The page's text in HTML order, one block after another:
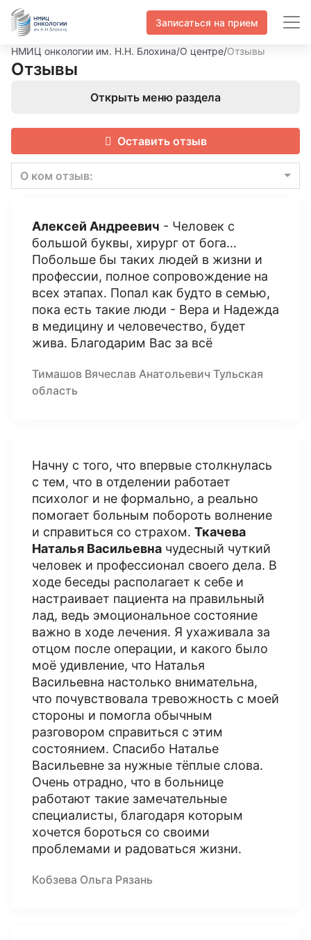
Записаться на прием
НМИЦ онкологии им. Н.Н. Блохина/О центре/Отзывы
Отзывы
Открыть меню раздела
Оставить отзыв
О ком отзыв:
Алексей Андреевич - Человек с
большой буквы, хирург от бога...
Побольше бы таких людей в жизни и
профессии, полное сопровождение на
всех этапах. Попал как будто в семью,
пока есть такие люди - Вера и Надежда
в медицину и человечество, будет
жива. Благодарим Вас за всё
Тимашов Вячеслав Анатольевич Тульская
область
Начну с того, что впервые столкнулась
с тем, что в отделении работает
психолог и не формально, а реально
помогает больным побороть волнение
и справиться со страхом. Ткачева
Наталья Васильевна чудесный чуткий
человек и профессионал своего дела. В
ходе беседы располагает к себе и
настраивает пациента на правильный
лад, ведь эмоциональное состояние
важно в ходе лечения. Я ухаживала за
отцом после операции, и какого было
моё удивление, что Наталья
Васильевна настолько внимательна,
что почувствовала тревожность с моей
стороны и помогла обычным
разговором справиться с этим
состоянием. Спасибо Наталье
Васильевне за нужные тёплые слова.
Очень отрадно, что в больнице
работают такие замечательные
специалисты, благодаря которым
хочется бороться со своими
проблемами и радоваться жизни.
Кобзева Ольга Рязань